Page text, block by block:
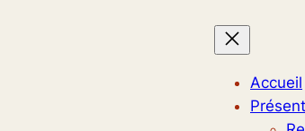
Accueil